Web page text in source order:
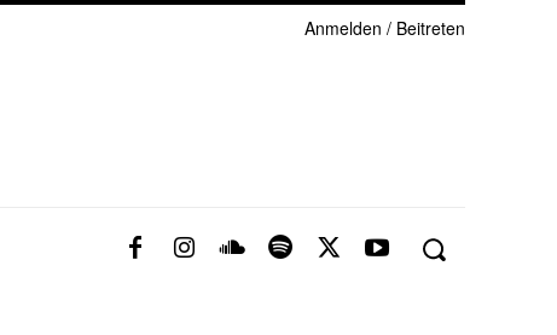
Anmelden / Beitreten